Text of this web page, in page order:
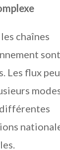
chaînes
sont
Les flux